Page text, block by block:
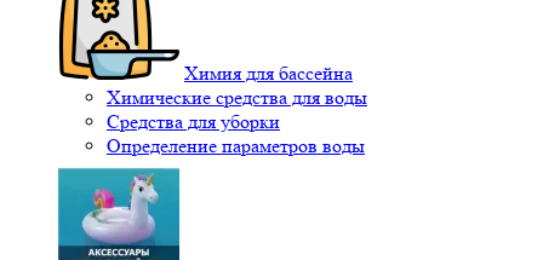
Химия для бассейна
Химические средства для воды
Средства для уборки
Определение параметров воды